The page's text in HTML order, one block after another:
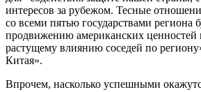
интересов за рубежом. Тесные
со всеми пятью государствами региона
продвижению американских ценностей
растущему влиянию соседей по
Китая».
Впрочем, насколько успешными